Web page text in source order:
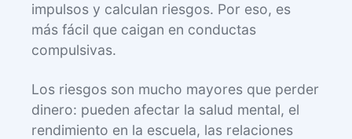
impulsos y calculan riesgos. Por eso, es
más fácil que caigan en conductas
compulsivas.
Los riesgos son mucho mayores que perder
dinero: pueden afectar la salud mental, el
rendimiento en la escuela, las relaciones